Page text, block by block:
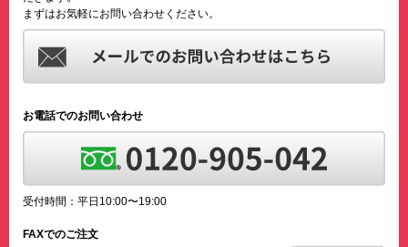
まずはお気軽にお問い合わせください。
お電話でのお問い合わせ
受付時間：平日10:00〜19:00
FAXでのご注文